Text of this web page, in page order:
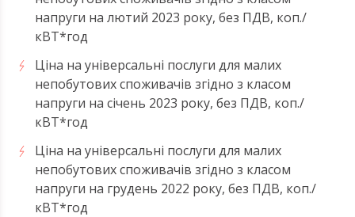
напруги на лютий 2023 року, без ПДВ, коп./
кВТ*год
Ціна на універсальні послуги для малих
непобутових споживачів згідно з класом
напруги на січень 2023 року, без ПДВ, коп./
кВТ*год
Ціна на універсальні послуги для малих
непобутових споживачів згідно з класом
напруги на грудень 2022 року, без ПДВ, коп./
кВТ*год